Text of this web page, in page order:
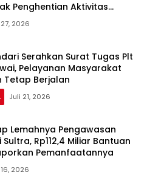
Penghentian Aktivitas
Evaluasi Total Perizinan PT
Lestari
2026
Serahkan Surat Tugas Plt
Pelayanan Masyarakat
Tetap Berjalan
Juli 21, 2026
Lemahnya Pengawasan
Rp112,4 Miliar Bantuan
Pemanfaatannya
2026